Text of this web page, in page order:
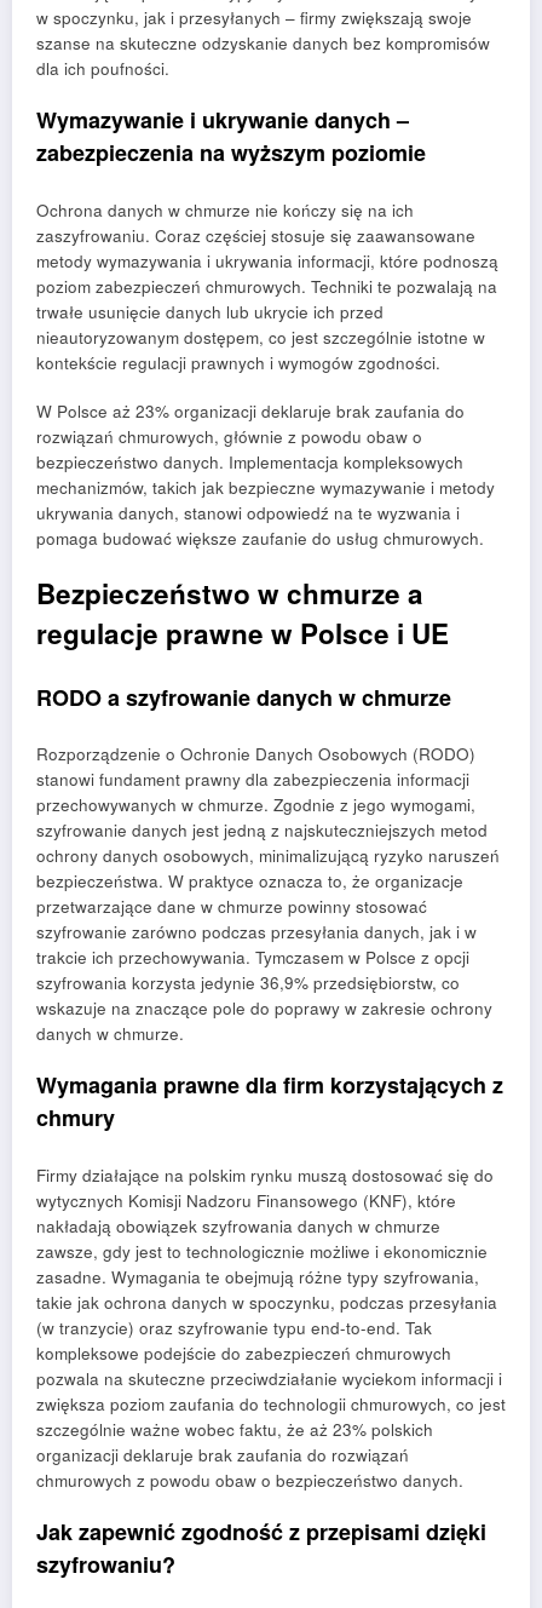
w spoczynku, jak i przesyłanych – firmy zwiększają swoje
szanse na skuteczne odzyskanie danych bez kompromisów
dla ich poufności.
Wymazywanie i ukrywanie danych –
zabezpieczenia na wyższym poziomie
Ochrona danych w chmurze nie kończy się na ich
zaszyfrowaniu. Coraz częściej stosuje się zaawansowane
metody wymazywania i ukrywania informacji, które podnoszą
poziom zabezpieczeń chmurowych. Techniki te pozwalają na
trwałe usunięcie danych lub ukrycie ich przed
nieautoryzowanym dostępem, co jest szczególnie istotne w
kontekście regulacji prawnych i wymogów zgodności.
W Polsce aż 23% organizacji deklaruje brak zaufania do
rozwiązań chmurowych, głównie z powodu obaw o
bezpieczeństwo danych. Implementacja kompleksowych
mechanizmów, takich jak bezpieczne wymazywanie i metody
ukrywania danych, stanowi odpowiedź na te wyzwania i
pomaga budować większe zaufanie do usług chmurowych.
Bezpieczeństwo w chmurze a
regulacje prawne w Polsce i UE
RODO a szyfrowanie danych w chmurze
Rozporządzenie o Ochronie Danych Osobowych (RODO)
stanowi fundament prawny dla zabezpieczenia informacji
przechowywanych w chmurze. Zgodnie z jego wymogami,
szyfrowanie danych jest jedną z najskuteczniejszych metod
ochrony danych osobowych, minimalizującą ryzyko naruszeń
bezpieczeństwa. W praktyce oznacza to, że organizacje
przetwarzające dane w chmurze powinny stosować
szyfrowanie zarówno podczas przesyłania danych, jak i w
trakcie ich przechowywania. Tymczasem w Polsce z opcji
szyfrowania korzysta jedynie 36,9% przedsiębiorstw, co
wskazuje na znaczące pole do poprawy w zakresie ochrony
danych w chmurze.
Wymagania prawne dla firm korzystających z
chmury
Firmy działające na polskim rynku muszą dostosować się do
wytycznych Komisji Nadzoru Finansowego (KNF), które
nakładają obowiązek szyfrowania danych w chmurze
zawsze, gdy jest to technologicznie możliwe i ekonomicznie
zasadne. Wymagania te obejmują różne typy szyfrowania,
takie jak ochrona danych w spoczynku, podczas przesyłania
(w tranzycie) oraz szyfrowanie typu end-to-end. Tak
kompleksowe podejście do zabezpieczeń chmurowych
pozwala na skuteczne przeciwdziałanie wyciekom informacji i
zwiększa poziom zaufania do technologii chmurowych, co jest
szczególnie ważne wobec faktu, że aż 23% polskich
organizacji deklaruje brak zaufania do rozwiązań
chmurowych z powodu obaw o bezpieczeństwo danych.
Jak zapewnić zgodność z przepisami dzięki
szyfrowaniu?